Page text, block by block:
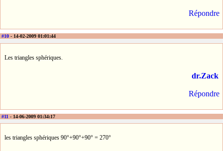
Répondre
#10 - 14-02-2009 01:01:44
Les triangles sphériques.
dr.Zack
Répondre
#11 - 14-06-2009 01:34:17
les triangles sphériques 90°+90°+90° = 270°